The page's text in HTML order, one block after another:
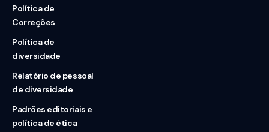
Política de
Correções
Política de
diversidade
Relatório de pessoal
de diversidade
Padrões editoriais e
política de ética